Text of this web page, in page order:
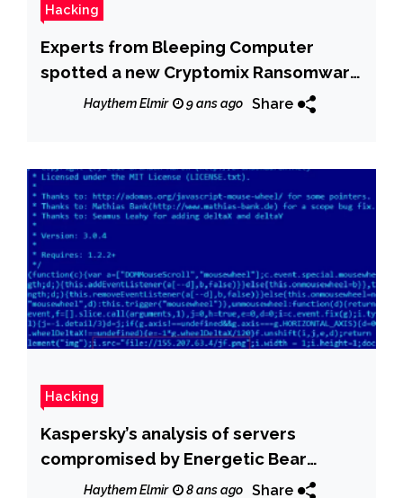
Hacking
Experts from Bleeping Computer
spotted a new Cryptomix Ransomware
variantHaythem Elmir 9 ans ago Share
Hacking
Kaspersky’s analysis of servers
compromised by Energetic Bear
shows the APT operates on behalf of
Haythem Elmir 8 ans ago Share